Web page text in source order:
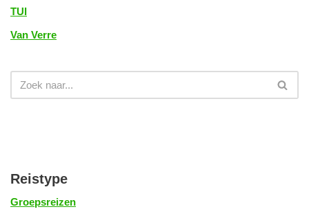
TUI
Van Verre
Reistype
Groepsreizen